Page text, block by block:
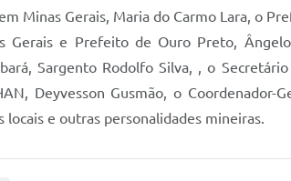
Minas Gerais, Maria do Carmo Lara, o
Gerais e Prefeito de Ouro Preto,
Sargento Rodolfo Silva, , o
Deyvesson Gusmão, o
locais e outras personalidades mineiras.